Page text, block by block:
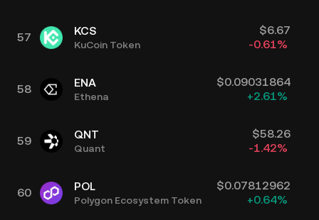
57 KCS
KuCoin Token
$6.67
-0.61%
58 ENA
Ethena
$0.09031864
+2.61%
59 QNT
Quant
$58.26
-1.42%
60 POL
Polygon Ecosystem Token
$0.07812962
+0.64%